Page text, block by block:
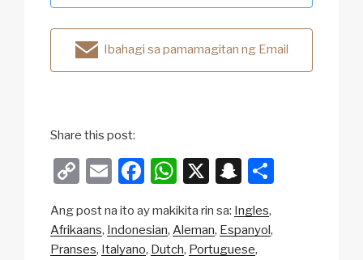
Ibahagi sa pamamagitan ng Email
Share this post:
C
p
y
E
ail
F
c
e
W
at
s
X
S
a
p
Ang post na ito ay makikita rin sa: Ingles
Afrikaans Indonesian Aleman Espanyol
Pranses Italyano Dutch Portuguese